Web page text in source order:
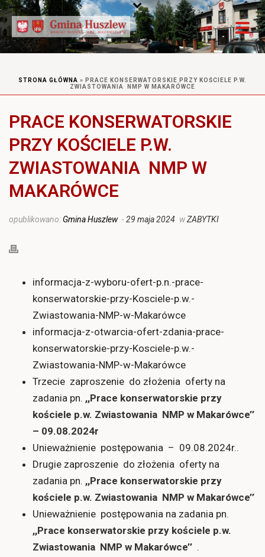
STRONA GŁÓWNA » PRACE KONSERWATORSKIE PRZY KOŚCIELE P.W.
ZWIASTOWANIA NMP W MAKARÓWCE
PRACE KONSERWATORSKIE
PRZY KOŚCIELE P.W.
ZWIASTOWANIA NMP W
MAKARÓWCE
opublikowano: Gmina Huszlew -29 maja 2024 wZABYTKI
informacja-z-wyboru-ofert-p.n.-prace-
konserwatorskie-przy-Kosciele-p.w.-
Zwiastowania-NMP-w-Makarówce
informacja-z-otwarcia-ofert-zdania-prace-
konserwatorskie-przy-Kosciele-p.w.-
Zwiastowania-NMP-w-Makarówce
Trzecie zaproszenie do złożenia oferty na
zadania pn. ,,Prace konserwatorskie przy
kościele p.w. Zwiastowania NMP w Makarówce’’
– 09.08.2024r
Unieważnienie postępowania – 09.08.2024r..
Drugie zaproszenie do złożenia oferty na
zadania pn. ,,Prace konserwatorskie przy
kościele p.w. Zwiastowania NMP w Makarówce’’
Unieważnienie postępowania na zadania pn.
,,Prace konserwatorskie przy kościele p.w.
Zwiastowania NMP w Makarówce’’.